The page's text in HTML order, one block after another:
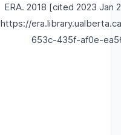
ERA. 2018 [cited 2023 Jan
https://
653c-435f-af0e-